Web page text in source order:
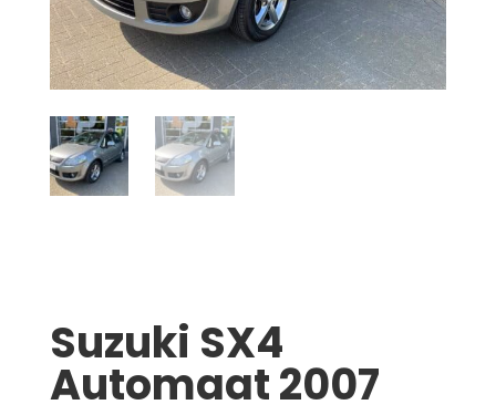
Suzuki SX4
Automaat 2007